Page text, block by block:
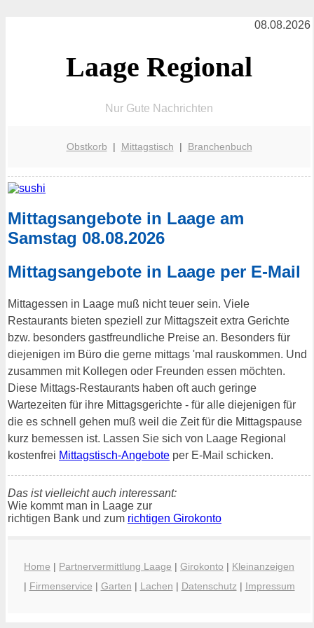
08.08.2026
Laage Regional
Nur Gute Nachrichten
Obstkorb | Mittagstisch | Branchenbuch
Mittagsangebote in Laage am
Samstag 08.08.2026
Mittagsangebote in Laage per E-Mail
Mittagessen in Laage muß nicht teuer sein. Viele
Restaurants bieten speziell zur Mittagszeit extra Gerichte
bzw. besonders gastfreundliche Preise an. Besonders für
diejenigen im Büro die gerne mittags 'mal rauskommen. Und
zusammen mit Kollegen oder Freunden essen möchten.
Diese Mittags-Restaurants haben oft auch geringe
Wartezeiten für ihre Mittagsgerichte - für alle diejenigen für
die es schnell gehen muß weil die Zeit für die Mittagspause
kurz bemessen ist. Lassen Sie sich von Laage Regional
kostenfrei Mittagstisch-Angebote per E-Mail schicken.
Das ist vielleicht auch interessant:
Wie kommt man in Laage zur
richtigen Bank und zum richtigen Girokonto
Home | Partnervermittlung Laage | Girokonto | Kleinanzeigen
| Firmenservice | Garten | Lachen | Datenschutz| Impressum